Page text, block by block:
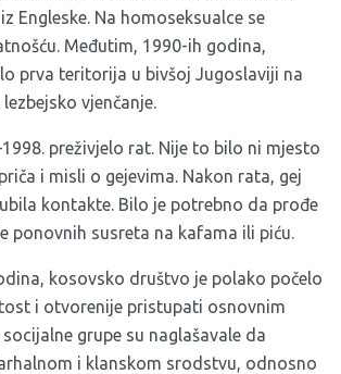
Engleske. Na homoseksualce se
Međutim, 1990-ih godina,
prva teritorija u bivšoj Jugoslaviji na
vjenčanje.
preživjelo rat. Nije to bilo ni mjesto
i misli o gejevima. Nakon rata, gej
kontakte. Bilo je potrebno da prođe
ponovnih susreta na kafama ili piću.
kosovsko društvo je polako počelo
i otvorenije pristupati osnovnim
grupe su naglašavale da
i klanskom srodstvu, odnosno